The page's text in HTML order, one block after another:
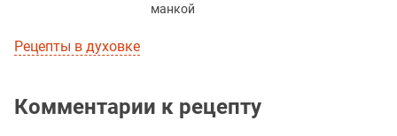
манкой
Рецепты в духовке
Комментарии к рецепту